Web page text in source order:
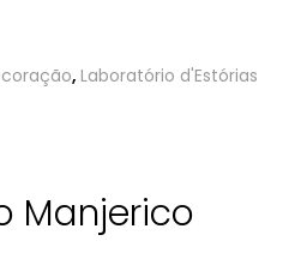
, Laboratório d'Estórias
Manjerico